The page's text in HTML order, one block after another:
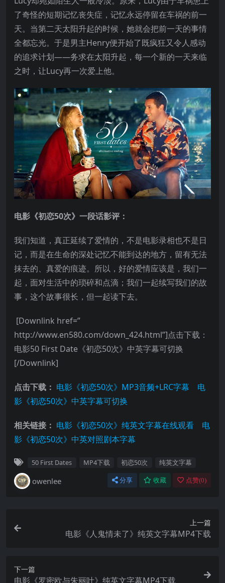
了奇怪的短期记忆丧失症，记忆永远停留在车祸的前一
天。当第二天太阳升起的时候，她就会把前一天的事情
全都忘光。于是男主Henry便开始了既疯狂又令人感动
的追求计划——务求在太阳升起，每一个新的一天来临
之时，让Lucy再一次爱上他。
电影《初恋50次》一段话影评：
我们知道，真正延续了爱情的，不是电影录相也不是日
记，而是在生命的深处记忆不能到达的地方，留有无法
抹去的、真爱的痕迹。所以，好的爱情应该是，我们一
起，面对生活中的琐碎和点滴；我们一起续写我们的故
事，这个故事很长，但一起读下去。
[Downlink href=”
http://www.en580.com/down_424.html”]点击下载：
电影50 First Date《初恋50次》中英字幕可切换
[/Downlink]
点击下载： 电影《初恋50次》MP3音频+LRC字幕
电
影《初恋50次》中英字幕可切换
相关链接： 电影《初恋50次》纯英文字幕在线观看
电
影《初恋50次》中英对照剧本字幕
50 First Dates MP4下载 初恋50次 纯英文字幕
owenlee 分享 收藏 点赞(0)
上一篇
电影《人鬼情未了》纯英文字幕MP4下载
下一篇
电影《罗密欧与朱丽叶》纯英文字幕MP4下载